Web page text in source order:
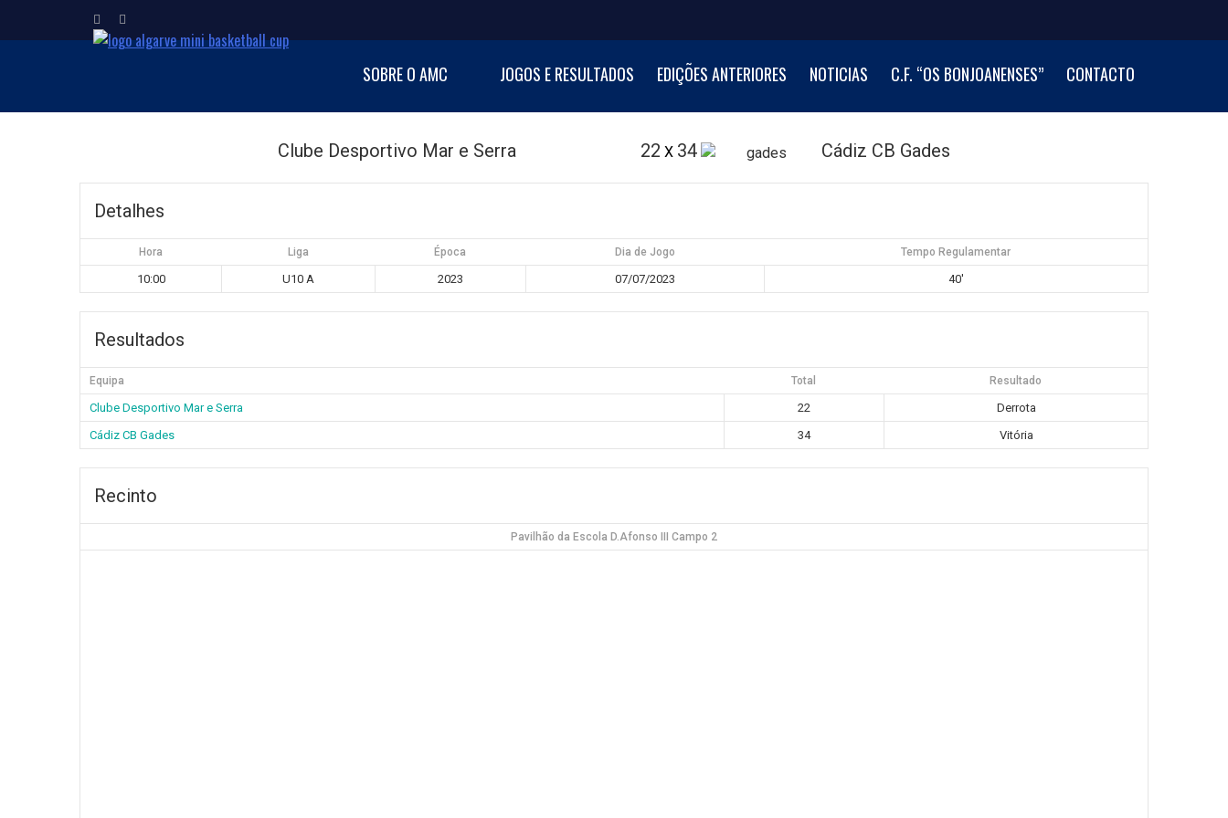
ALGARVE MINI BASKETBALL CUP
Torneio Internacional de Minibasquetebol
SOBRE O AMC JOGOS E RESULTADOS EDIÇÕES ANTERIORES NOTICIAS C.F. “OS BONJOANENSES” CONTACTO
Clube Desportivo Mar e Serra 22 X 34 Cádiz CB Gades
Detalhes
Hora Liga Época Dia de Jogo Tempo Regulamentar
10:00 U10 A 2023 07/07/2023 40'
Resultados
Equipa Total Resultado
Clube Desportivo Mar e Serra 22
Derrota
Cádiz CB Gades
34 Vitória
Recinto
Pavilhão da Escola D.Afonso III Campo 2